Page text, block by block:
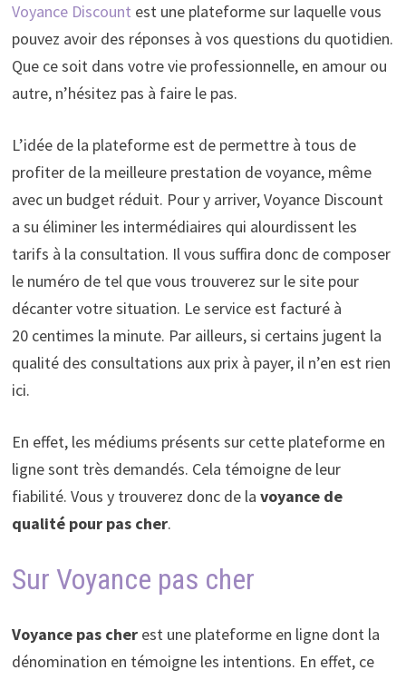
Voyance Discount est une plateforme sur laquelle vous
pouvez avoir des réponses à vos questions du quotidien.
Que ce soit dans votre vie professionnelle, en amour ou
autre, n’hésitez pas à faire le pas.
L’idée de la plateforme est de permettre à tous de
profiter de la meilleure prestation de voyance, même
avec un budget réduit. Pour y arriver, Voyance Discount
a su éliminer les intermédiaires qui alourdissent les
tarifs à la consultation. Il vous suffira donc de composer
le numéro de tel que vous trouverez sur le site pour
décanter votre situation. Le service est facturé à
20 centimes la minute. Par ailleurs, si certains jugent la
qualité des consultations aux prix à payer, il n’en est rien
ici.
En effet, les médiums présents sur cette plateforme en
ligne sont très demandés. Cela témoigne de leur
fiabilité. Vous y trouverez donc de la voyance de
qualité pour pas cher.
Sur Voyance pas cher
Voyance pas cherest une plateforme en ligne dont la
dénomination en témoigne les intentions. En effet, ce